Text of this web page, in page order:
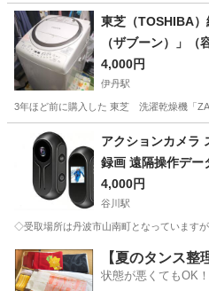
兵庫 南あわじ市 その他
東芝（TOSHIBA
（ザブーン）」（
4,000円
伊丹駅
3年ほど前に購入した 東芝 洗濯乾燥機「
兵庫 伊丹駅 生活家電
アクションカメラ
録画 遠隔操作デー
4,000円
谷川駅
◇受取場所は丹波市山南町となっています
兵庫 丹波市 谷川駅 カメラ
【夏のタンス
状態が悪くてもOK